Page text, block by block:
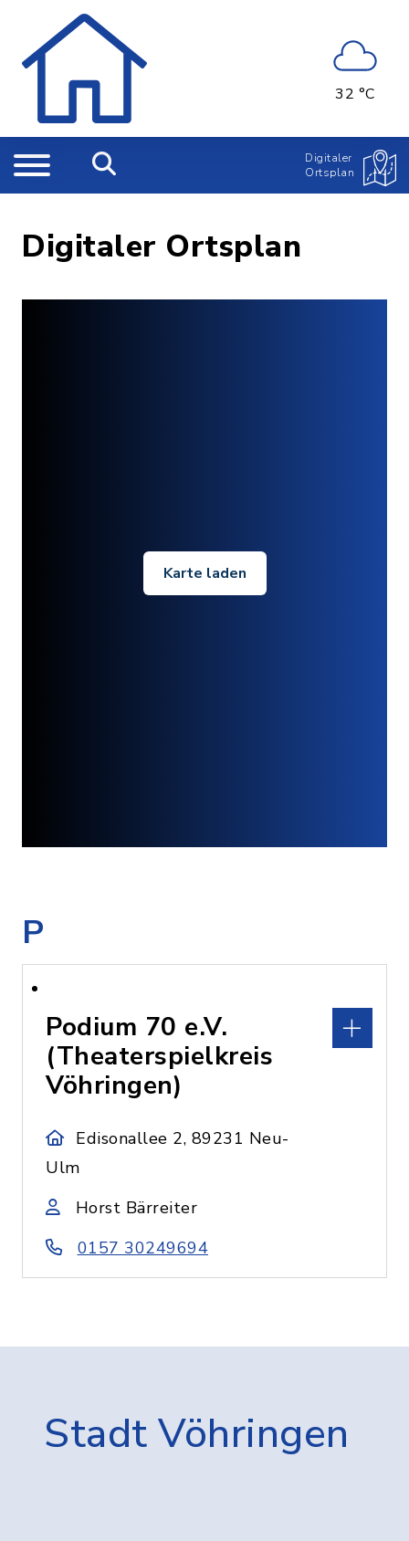
32 °C
Digitaler
Ortsplan
Digitaler Ortsplan
Karte laden
P
Podium 70 e.V.
(Theaterspielkreis
Vöhringen)
Edisonallee 2, 89231 Neu-
Ulm
Horst Bärreiter
0157 30249694
Stadt Vöhringen